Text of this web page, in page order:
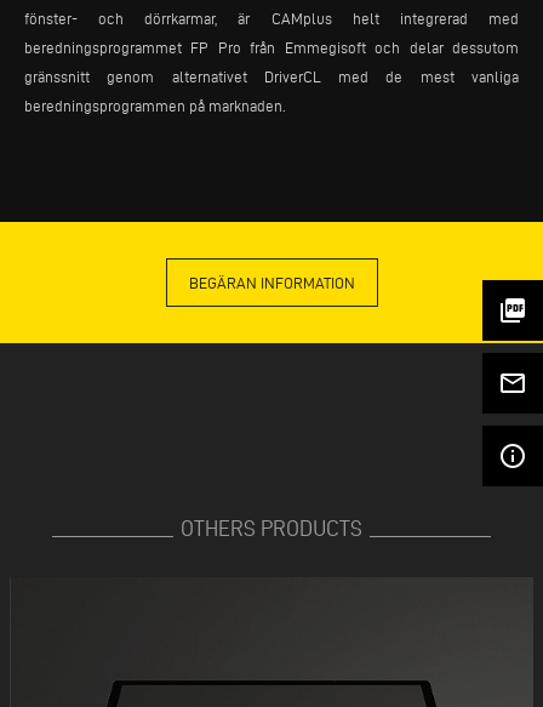
fönster- och dörrkarmar, är CAMplus helt integrerad med
beredningsprogrammet FP Pro från Emmegisoft och delar dessutom
gränssnitt genom alternativet DriverCL med de mest vanliga
beredningsprogrammen på marknaden.
BEGÄRAN INFORMATION
picture_as_pdf
mail_outline
info_outline
OTHERS PRODUCTS